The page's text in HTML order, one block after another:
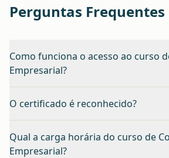
Perguntas Frequentes
Como funciona o acesso ao curso
Empresarial?
O certificado é reconhecido?
Qual a carga horária do curso de
Empresarial?